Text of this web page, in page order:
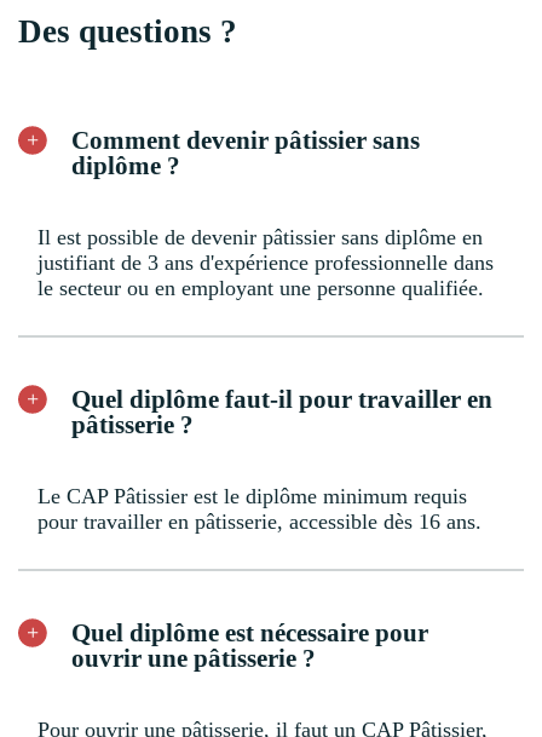
Des questions ?
Comment devenir pâtissier sans
diplôme ?
Il est possible de devenir pâtissier sans diplôme en
justifiant de 3 ans d'expérience professionnelle dans
le secteur ou en employant une personne qualifiée.
Quel diplôme faut-il pour travailler en
pâtisserie ?
Le CAP Pâtissier est le diplôme minimum requis
pour travailler en pâtisserie, accessible dès 16 ans.
Quel diplôme est nécessaire pour
ouvrir une pâtisserie ?
Pour ouvrir une pâtisserie, il faut un CAP Pâtissier,